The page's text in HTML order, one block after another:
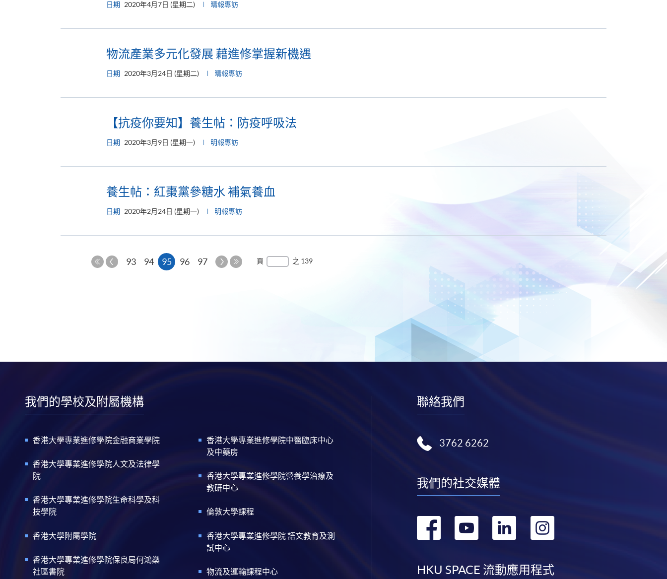
日期 2020年4月7日 (星期二) 晴報專訪
物流產業多元化發展 藉進修掌握新機遇
日期 2020年3月24日 (星期二) 晴報專訪
【抗疫你要知】養生帖：防疫呼吸法
日期 2020年3月9日 (星期一) 明報專訪
養生帖：紅棗黨參糖水 補氣養血
日期 2020年2月24日 (星期一) 明報專訪
上
93 94 95本 96 97
下
頁 之 139
我們的學校及附屬機構
香港大學專業進修學院金融商業學院
香港大學專業進修學院人文及法律學
院
香港大學專業進修學院生命科學及科
技學院
香港大學附屬學院
香港大學專業進修學院保良局何鴻燊
社區書院
香港大學專業進修學院中醫臨床中心
及中藥房
香港大學專業進修學院營養學治療及
教研中心
倫敦大學課程
香港大學專業進修學院 語文教育及測
試中心
物流及運輸課程中心
聯絡我們
3762 6262
我們的社交媒體
轉 轉 轉 轉
HKU SPACE 流動應用程式